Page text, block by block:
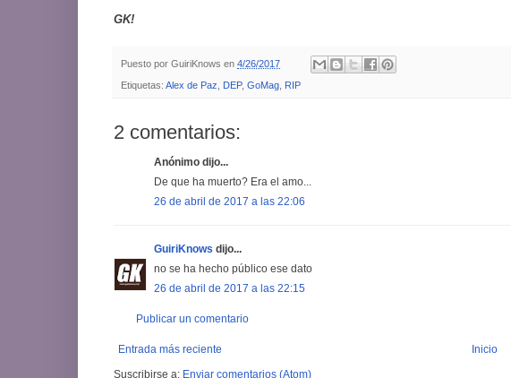
GK!
Puesto por GuiriKnows en 4/26/2017
Etiquetas: Alex de Paz DEP, GoMag RIP
2 comentarios:
Anónimo dijo...
De que ha muerto? Era el amo...
26 de abril de 2017 a las 22:06
GuiriKnows dijo...
no se ha hecho público ese dato
26 de abril de 2017 a las 22:15
Publicar un comentario
Entrada más reciente
Inicio
Suscribirse a: Enviar comentarios (Atom)